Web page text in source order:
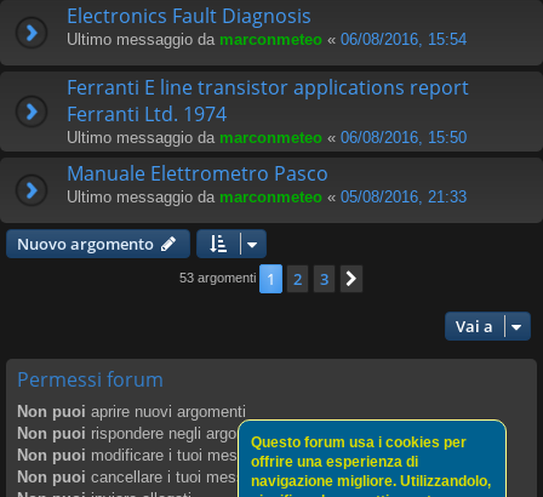
Electronics Fault Diagnosis
Ultimo messaggio da marconmeteo « 06/08/2016, 15:54
Ferranti E line transistor applications report
Ferranti Ltd. 1974
Ultimo messaggio da marconmeteo « 06/08/2016, 15:50
Manuale Elettrometro Pasco
Ultimo messaggio da marconmeteo « 05/08/2016, 21:33
Nuovo argomento
53 argomenti 1 2 3
Vai a
Permessi forum
Non puoi aprire nuovi argomenti
Non puoi rispondere negli argomenti
Non puoi modificare i tuoi messaggi
Non puoi cancellare i tuoi messaggi
Questo forum usa i cookies per
offrire una esperienza di
navigazione migliore. Utilizzandolo,